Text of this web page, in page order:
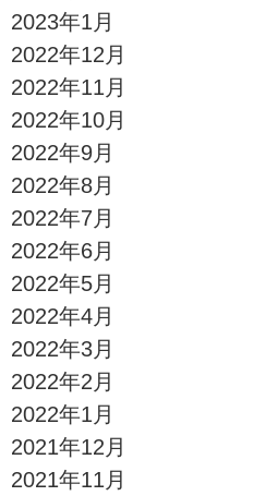
2023年1月
2022年12月
2022年11月
2022年10月
2022年9月
2022年8月
2022年7月
2022年6月
2022年5月
2022年4月
2022年3月
2022年2月
2022年1月
2021年12月
2021年11月